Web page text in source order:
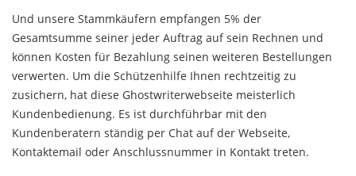
Und unsere Stammkäufern empfangen 5% der
Gesamtsumme seiner jeder Auftrag auf sein Rechnen und
können Kosten für Bezahlung seinen weiteren Bestellungen
verwerten. Um die Schützenhilfe Ihnen rechtzeitig zu
zusichern, hat diese Ghostwriterwebseite meisterlich
Kundenbedienung. Es ist durchführbar mit den
Kundenberatern ständig per Chat auf der Webseite,
Kontaktemail oder Anschlussnummer in Kontakt treten.